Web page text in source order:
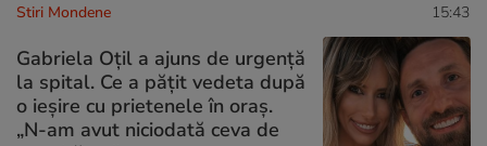
Stiri Mondene 15:43
Gabriela Oțil a ajuns de urgență
la spital. Ce a pățit vedeta după
o ieșire cu prietenele în oraș.
„N-am avut niciodată ceva de